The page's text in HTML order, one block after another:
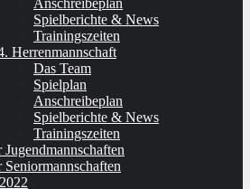
Anschreibeplan
Spielberichte & News
Trainingszeiten
Herrenmannschaft
Das Team
Spielplan
Anschreibeplan
Spielberichte & News
Trainingszeiten
Jugendmannschaften
Seniormannschaften